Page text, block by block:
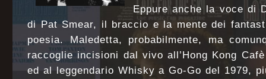
Eppure anche la voce di
di Pat Smear, il braccio e la mente dei
poesia. Maledetta, probabilmente, ma
raccoglie incisioni dal vivo all’Hong Kong
ed al leggendario Whisky a Go-Go del 1979,